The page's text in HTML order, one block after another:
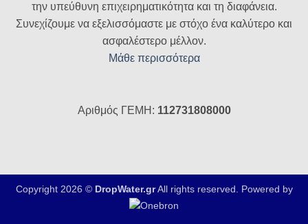
την υπεύθυνη επιχειρηματικότητα και τη διαφάνεια.
Συνεχίζουμε να εξελισσόμαστε με στόχο ένα καλύτερο και
ασφαλέστερο μέλλον.
Μάθε περισσότερα
Αριθμός ΓΕΜΗ: 112731808000
Copyright 2026 © DropWater.grAll rights reserved. Powered by